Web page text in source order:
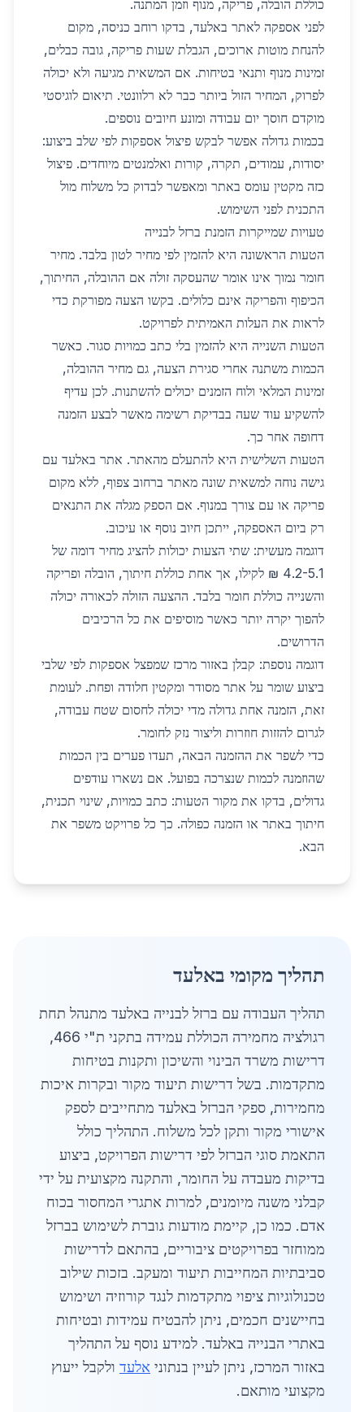
כוללת הובלה, פריקה, מנוף וזמן המתנה.
לפני אספקה לאתר באלעד, בדקו רוחב כניסה, מקום
להנחת מוטות ארוכים, הגבלת שעות פריקה, גובה כבלים,
זמינות מנוף ותנאי בטיחות. אם המשאית מגיעה ולא יכולה
לפרוק, המחיר הזול ביותר כבר לא רלוונטי. תיאום לוגיסטי
מוקדם חוסך יום עבודה ומונע חיובים נוספים.
בכמות גדולה אפשר לבקש פיצול אספקות לפי שלב ביצוע:
יסודות, עמודים, תקרה, קורות ואלמנטים מיוחדים. פיצול
כזה מקטין עומס באתר ומאפשר לבדוק כל משלוח מול
התכנית לפני השימוש.
טעויות שמייקרות הזמנת ברזל לבנייה
הטעות הראשונה היא להזמין לפי מחיר לטון בלבד. מחיר
חומר נמוך אינו אומר שהעסקה זולה אם ההובלה, החיתוך,
הכיפוף והפריקה אינם כלולים. בקשו הצעה מפורקת כדי
לראות את העלות האמיתית לפרויקט.
הטעות השנייה היא להזמין בלי כתב כמויות סגור. כאשר
הכמות משתנה אחרי סגירת הצעה, גם מחיר ההובלה,
זמינות המלאי ולוח הזמנים יכולים להשתנות. לכן עדיף
להשקיע עוד שעה בבדיקת רשימה מאשר לבצע הזמנה
דחופה אחר כך.
הטעות השלישית היא להתעלם מהאתר. אתר באלעד עם
גישה נוחה למשאית שונה מאתר ברחוב צפוף, ללא מקום
פריקה או עם צורך במנוף. אם הספק מגלה את התנאים
רק ביום האספקה, ייתכן חיוב נוסף או עיכוב.
דוגמה מעשית: שתי הצעות יכולות להציג מחיר דומה של
4.2-5.1 ₪ לקילו, אך אחת כוללת חיתוך, הובלה ופריקה
והשנייה כוללת חומר בלבד. ההצעה הזולה לכאורה יכולה
להפוך יקרה יותר כאשר מוסיפים את כל הרכיבים
הדרושים.
דוגמה נוספת: קבלן באזור מרכז שמפצל אספקות לפי שלבי
ביצוע שומר על אתר מסודר ומקטין חלודה ופחת. לעומת
זאת, הזמנה אחת גדולה מדי יכולה לחסום שטח עבודה,
לגרום להזזות חוזרות וליצור נזק לחומר.
כדי לשפר את ההזמנה הבאה, תעדו פערים בין הכמות
שהוזמנה לכמות שנצרכה בפועל. אם נשארו עודפים
גדולים, בדקו את מקור הטעות: כתב כמויות, שינוי תכנית,
חיתוך באתר או הזמנה כפולה. כך כל פרויקט משפר את
הבא.
תהליך מקומי באלעד
תהליך העבודה עם ברזל לבנייה באלעד מתנהל תחת
רגולציה מחמירה הכוללת עמידה בתקני ת"י 466,
דרישות משרד הבינוי והשיכון ותקנות בטיחות
מתקדמות. בשל דרישות תיעוד מקור ובקרות איכות
מחמירות, ספקי הברזל באלעד מתחייבים לספק
אישורי מקור ותקן לכל משלוח. התהליך כולל
התאמת סוגי הברזל לפי דרישות הפרויקט, ביצוע
בדיקות מעבדה על החומר, והתקנה מקצועית על ידי
קבלני משנה מיומנים, למרות אתגרי המחסור בכוח
אדם. כמו כן, קיימת מודעות גוברת לשימוש בברזל
ממוחזר בפרויקטים ציבוריים, בהתאם לדרישות
סביבתיות המחייבות תיעוד ומעקב. בזכות שילוב
טכנולוגיות ציפוי מתקדמות לנגד קורוזיה ושימוש
בחיישנים חכמים, ניתן להבטיח עמידות ובטיחות
באתרי הבנייה באלעד. למידע נוסף על התהליך
באזור המרכז, ניתן לעיין בנתוני אלעד ולקבל ייעוץ
מקצועי מותאם.